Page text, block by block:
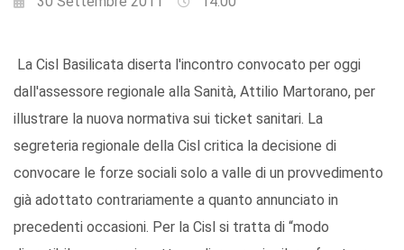
La Cisl Basilicata diserta l'incontro convocato per oggi
dall'assessore regionale alla Sanità, Attilio Martorano, per
illustrare la nuova normativa sui ticket sanitari. La
segreteria regionale della Cisl critica la decisione di
convocare le forze sociali solo a valle di un provvedimento
già adottato contrariamente a quanto annunciato in
precedenti occasioni. Per la Cisl si tratta di “modo